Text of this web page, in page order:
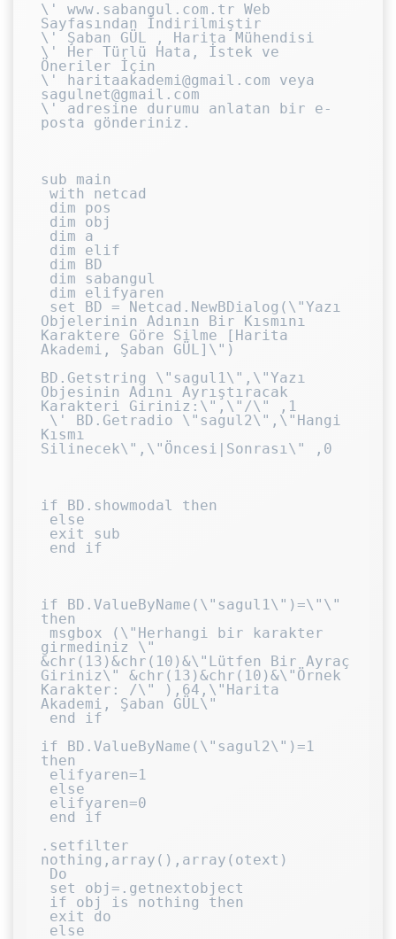
\' www.sabangul.com.tr Web
Sayfasından İndirilmiştir
\' Şaban GÜL , Harita Mühendisi
\' Her Türlü Hata, İstek ve
Öneriler İçin
\' haritaakademi@gmail.com veya
sagulnet@gmail.com
\' adresine durumu anlatan bir e-
posta gönderiniz.
sub main
Objelerinin Adının Bir Kısmını
Karaktere Göre Silme [Harita
Akademi, Şaban GÜL]\")
BD.Getstring \"sagul1\",\"Yazı
Objesinin Adını Ayrıştıracak
Karakteri Giriniz:\",\"/\" ,1
Kısmı
Silinecek\",\"Öncesi|Sonrası\" ,0
if BD.showmodal then
if BD.ValueByName(\"sagul1\")=\"\"
then
girmediniz \"
&chr(13)&chr(10)&\"Lütfen Bir Ayraç
Giriniz\" &chr(13)&chr(10)&\"Örnek
Karakter: /\" ),64,\"Harita
Akademi, Şaban GÜL\"
if BD.ValueByName(\"sagul2\")=1
then
.setfilter
nothing,array(),array(otext)